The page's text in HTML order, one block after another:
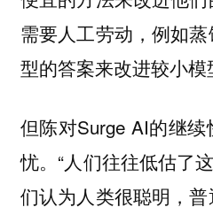
需要人工劳动，例如
型的答案来改进较小模
但陈对Surge AI的继
忧。“人们往往低估了
们认为人类很聪明，普